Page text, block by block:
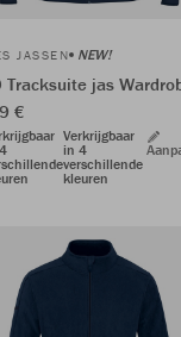
JASSEN NEW!
Tracksuite jas
€
Verkrijgbaar
in 4
verschillende
kleuren